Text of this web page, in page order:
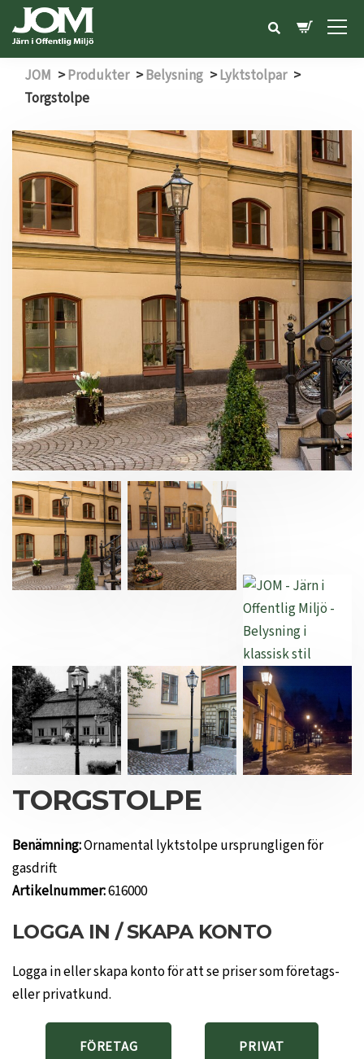
JOM >Produkter >Belysning >Lyktstolpar >
Torgstolpe
TORGSTOLPE
Benämning:Ornamental lyktstolpe ursprungligen för
gasdrift
Artikelnummer:616000
LOGGA IN / SKAPA KONTO
Logga in eller skapa konto för att se priser som företags-
eller privatkund.
FÖRETAG PRIVAT